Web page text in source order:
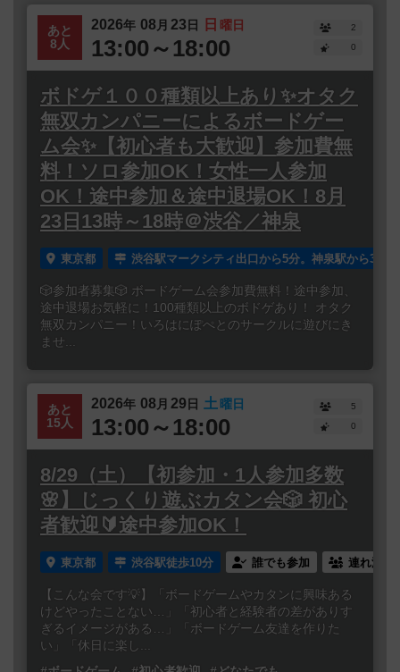
あと
8人
2026年 08 月 23日 日 曜日
13:00～18:00
2
0
ボドゲ１００種類以上あり✨オタク
無双カンパニーによるボードゲー
ム会✨【初心者も大歓迎】参加費無
料！ソロ参加OK！女性一人参加
OK！途中参加＆途中退場OK！8月
23日13時～18時＠渋谷／神泉
東京都 渋谷駅マークシティ出口から5分。神泉駅から3分。
🎲参加者募集🎲 ボードゲーム会参加費無料！途中参加、
途中退場お気軽に！100種類以上のボドゲあり！ オタク
無双カンパニー！いろはにぽぺとのサークルに遊びにき
ませ...
あと
15人
2026年 08 月 29日 土曜日
13:00～18:00
5
0
8/29（土）【初参加・1人参加多数
🌸】じっくり遊ぶカタン会🎲 初心
者歓迎🔰途中参加OK！
東京都 渋谷駅徒歩10分 誰でも参加 連れ添い
【こんな会です💡】「ボードゲームやカタンに興味ある
けどやったことない…」「初心者と経験者の差がありす
ぎるイメージがある…」「ボードゲーム友達を作りた
い」「休日に楽し...